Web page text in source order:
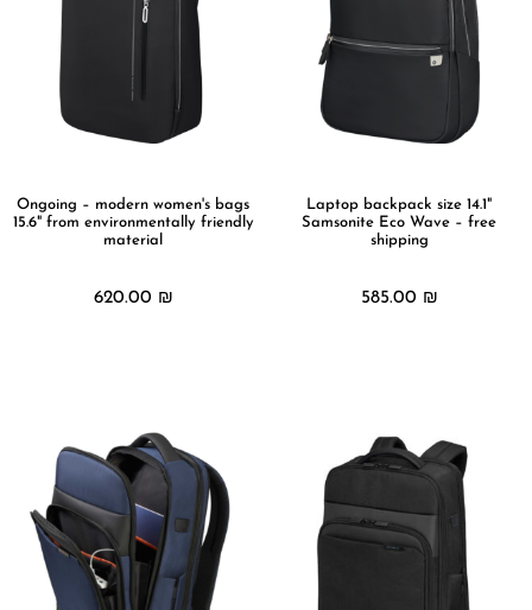
Laptop backpack size 14.1"
Samsonite Eco Wave – free
shipping
585.00 ₪
Ongoing – modern women's bags
15.6" from environmentally friendly
material
620.00 ₪